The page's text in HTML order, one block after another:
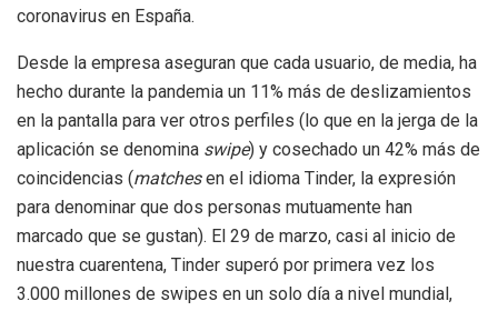
coronavirus en España.
Desde la empresa aseguran que cada usuario, de media, ha
hecho durante la pandemia un 11% más de deslizamientos
en la pantalla para ver otros perfiles (lo que en la jerga de la
aplicación se denomina swipe) y cosechado un 42% más de
coincidencias (matchesen el idioma Tinder, la expresión
para denominar que dos personas mutuamente han
marcado que se gustan). El 29 de marzo, casi al inicio de
nuestra cuarentena, Tinder superó por primera vez los
3.000 millones de swipes en un solo día a nivel mundial,